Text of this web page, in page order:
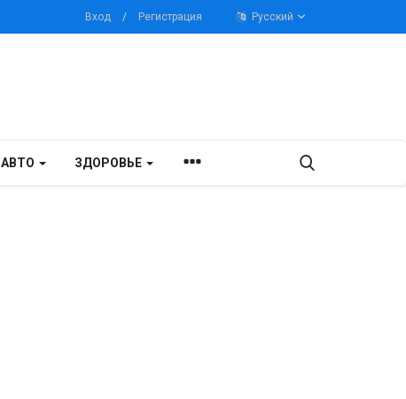
Вход / Регистрация Русский
АВТО ЗДОРОВЬЕ